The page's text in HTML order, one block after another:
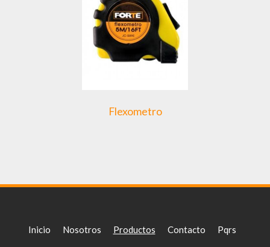
Flexometro
Inicio Nosotros Productos Contacto Pqrs